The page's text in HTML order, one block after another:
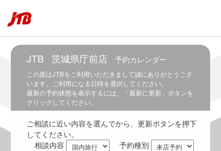
JTB 茨城県庁前店 予約カレンダー
この度はJTBをご利用いただきまして誠にありがとうござ
います。ご利用になる日時を選択してください。
最新の予約状態を表示するには、「最新に更新」ボタンを
クリックしてください。
ご相談に近い内容を選んでから、更新ボタンを押下
してください。
相談内容
予約種別
6:30
6:00
～
7:00
6:30
7:30
7:00
7:30